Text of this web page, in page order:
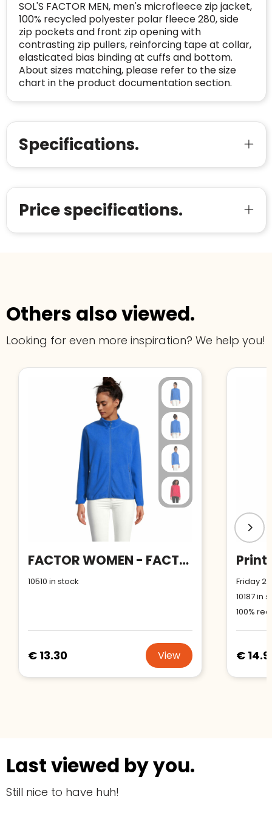
SOL'S FACTOR MEN, men's microfleece zip jacket,
100% recycled polyester polar fleece 280, side
zip pockets and front zip opening with
contrasting zip pullers, reinforcing tape at collar,
elasticated bias binding at cuffs and bottom.
About sizes matching, please refer to the size
chart in the product documentation section.
Specifications.
Price specifications.
Others also viewed.
Looking for even more inspiration? We help you!
FACTOR WOMEN - FACTOR women fl jacket 280
10510 in stock
€ 13.30 View
Friday
10187in
100%
€
Last viewed by you.
Still nice to have huh!